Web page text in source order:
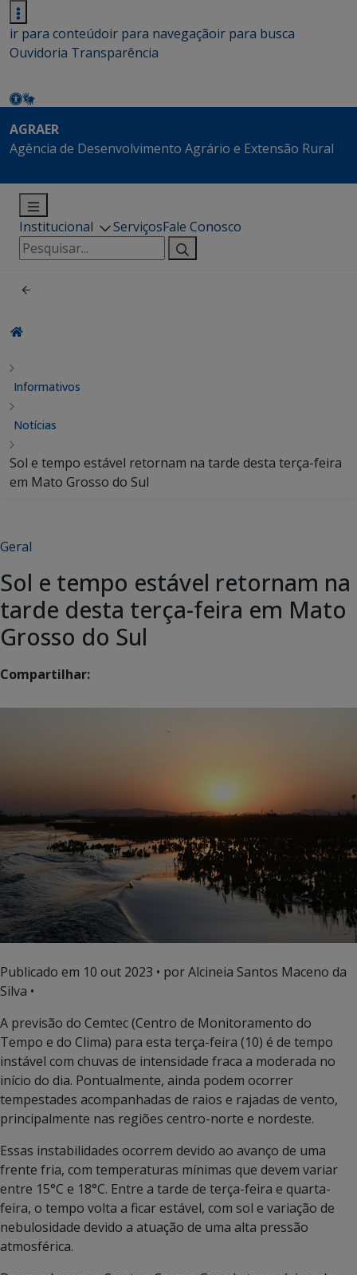
ir para conteúdoir para navegaçãoir para busca
Ouvidoria Transparência
AGRAER
Agência de Desenvolvimento Agrário e Extensão Rural
Institucional ServiçosFale Conosco
Pesquisar
por:
Informativos
Notícias
Sol e tempo estável retornam na tarde desta terça-feira
em Mato Grosso do Sul
Geral
Sol e tempo estável retornam na
tarde desta terça-feira em Mato
Grosso do Sul
Compartilhar:
Publicado em 10 out 2023 • por Alcineia Santos Maceno da
Silva •
A previsão do Cemtec (Centro de Monitoramento do
Tempo e do Clima) para esta terça-feira (10) é de tempo
instável com chuvas de intensidade fraca a moderada no
início do dia. Pontualmente, ainda podem ocorrer
tempestades acompanhadas de raios e rajadas de vento,
principalmente nas regiões centro-norte e nordeste.
Essas instabilidades ocorrem devido ao avanço de uma
frente fria, com temperaturas mínimas que devem variar
entre 15°C e 18°C. Entre a tarde de terça-feira e quarta-
feira, o tempo volta a ficar estável, com sol e variação de
nebulosidade devido a atuação de uma alta pressão
atmosférica.